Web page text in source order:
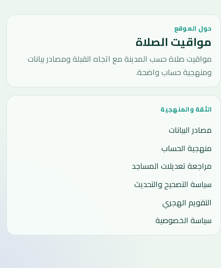
حول الموقع
مواقيت الصلاة
مواقيت صلاة حسب المدينة مع اتجاه القبلة ومصادر بيانات
ومنهجية حساب واضحة.
الثقة والمنهجية
مصادر البيانات
منهجية الحساب
مراجعة تعديلات المساجد
سياسة التصحيح والتحديث
التقويم الهجري
سياسة الخصوصية